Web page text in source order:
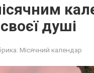
душі
Місячний календар